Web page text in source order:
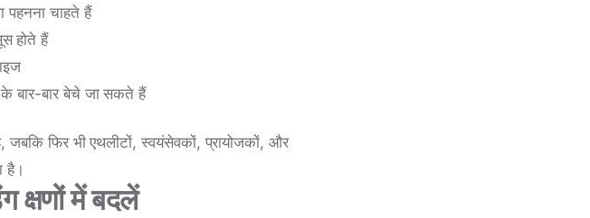
चाहते हैं
होते हैं
के बार-बार बेचे जा सकते हैं
फिर भी एथलीटों, स्वयंसेवकों, प्रायोजकों, और
है।
क्षणों में बदलें